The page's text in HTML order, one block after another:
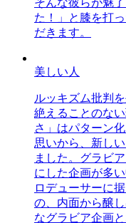
そんな彼らが魅
た！」と膝を打
だきます。
美しい人
ルッキズム批判
絶えることのな
さ」はパターン
思いから、新し
ました。グラビ
にした企画が多
ロデューサーに
の、内面から醸
なグラビア企画と